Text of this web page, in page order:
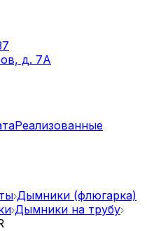
д. 7А
Реализованные
Дымники (флюгарка)
Дымники на трубу